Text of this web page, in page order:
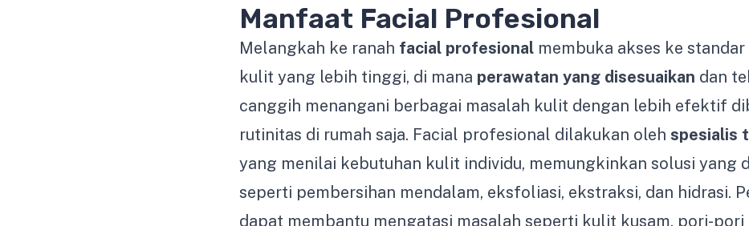
Manfaat Facial Profesional
Melangkah ke ranah facial profesional membuka akses ke
kulit yang lebih tinggi, di mana perawatan yang disesuaikan dan
canggih menangani berbagai masalah kulit dengan lebih efektif
rutinitas di rumah saja. Facial profesional dilakukan oleh spesialis
yang menilai kebutuhan kulit individu, memungkinkan solusi yang
seperti pembersihan mendalam, eksfoliasi, ekstraksi, dan hidrasi.
dapat membantu mengatasi masalah seperti kulit kusam, pori-pori